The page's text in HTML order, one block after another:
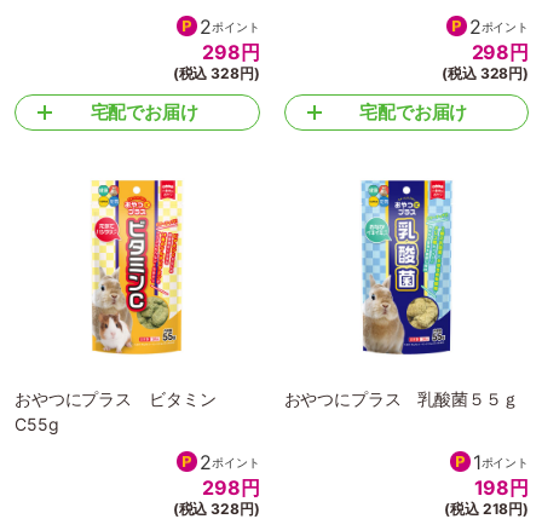
2ポイント
298 円
(税込 328円)
宅配でお届け
2ポイント
298 円
(税込 328円)
宅配でお届け
おやつにプラス ビタミン
C55g
2ポイント
298 円
(税込 328円)
おやつにプラス 乳酸菌５５ｇ
1ポイント
198 円
(税込 218円)